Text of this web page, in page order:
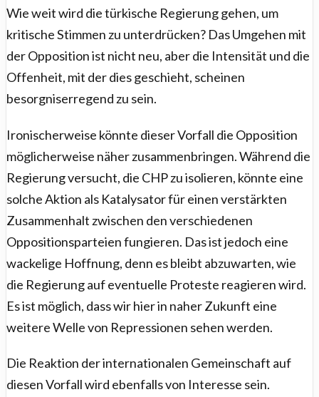
Wie weit wird die türkische Regierung gehen, um
kritische Stimmen zu unterdrücken? Das Umgehen mit
der Opposition ist nicht neu, aber die Intensität und die
Offenheit, mit der dies geschieht, scheinen
besorgniserregend zu sein.
Ironischerweise könnte dieser Vorfall die Opposition
möglicherweise näher zusammenbringen. Während die
Regierung versucht, die CHP zu isolieren, könnte eine
solche Aktion als Katalysator für einen verstärkten
Zusammenhalt zwischen den verschiedenen
Oppositionsparteien fungieren. Das ist jedoch eine
wackelige Hoffnung, denn es bleibt abzuwarten, wie
die Regierung auf eventuelle Proteste reagieren wird.
Es ist möglich, dass wir hier in naher Zukunft eine
weitere Welle von Repressionen sehen werden.
Die Reaktion der internationalen Gemeinschaft auf
diesen Vorfall wird ebenfalls von Interesse sein.